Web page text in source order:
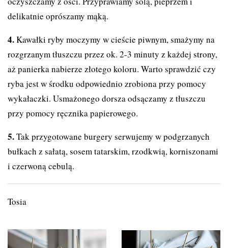
delikatnie oprószamy mąką.
Kawałki ryby moczymy w cieście piwnym, smażymy na
rozgrzanym tłuszczu przez ok. 2-3 minuty z każdej strony,
aż panierka nabierze złotego koloru. Warto sprawdzić czy
ryba jest w środku odpowiednio zrobiona przy pomocy
wykałaczki. Usmażonego dorsza odsączamy z tłuszczu
przy pomocy ręcznika papierowego.
Tak przygotowane burgery serwujemy w podgrzanych
bułkach z sałatą, sosem tatarskim, rzodkwią, korniszonami
i czerwoną cebulą.
Tosia